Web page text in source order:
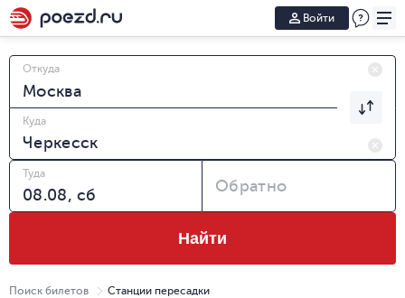
Войти
Откуда
Куда
Туда
Обратно
Найти
Поиск билетов Станции пересадки